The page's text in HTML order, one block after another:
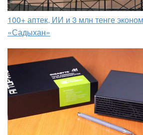
100+ аптек, ИИ и 3 млн тенге
«Садыхан»